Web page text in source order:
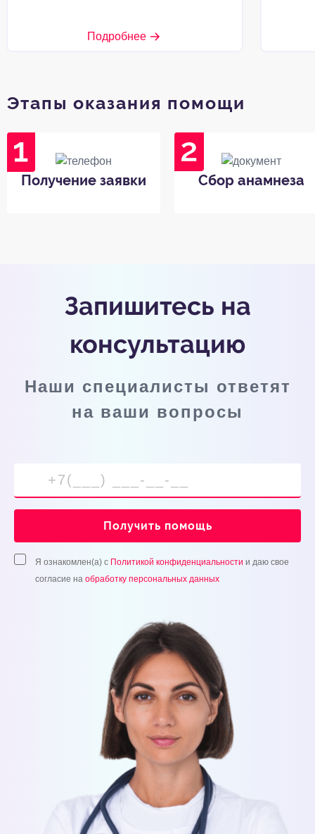
Подробнее
Этапы оказания помощи
Получение заявки Сбор анамнеза
Запишитесь на
консультацию
Наши специалисты ответят
на ваши вопросы
Получить помощь
Я ознакомлен(а) с Политикой конфиденциальности и даю свое
согласие на обработку персональных данных